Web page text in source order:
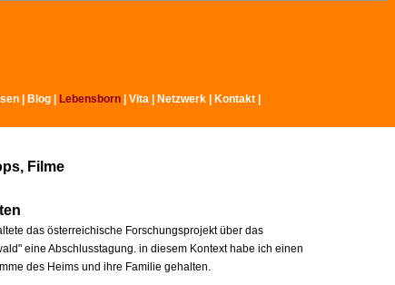
Blog Lebensborn Vita Netzwerk Kontakt
Filme
das österreichische Forschungsprojekt über das
eine Abschlusstagung. in diesem Kontext habe ich einen
des Heims und ihre Familie gehalten.